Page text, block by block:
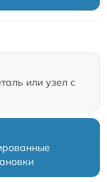
или узел с